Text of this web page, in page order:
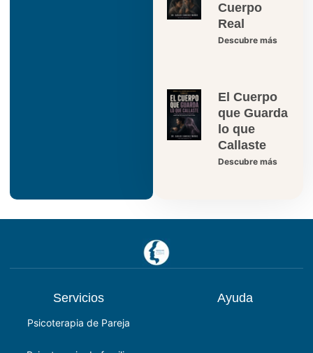
Cuerpo
Real
Descubre más
El Cuerpo
que Guarda
lo que
Callaste
Descubre más
Servicios
Psicoterapia de Pareja
Ayuda